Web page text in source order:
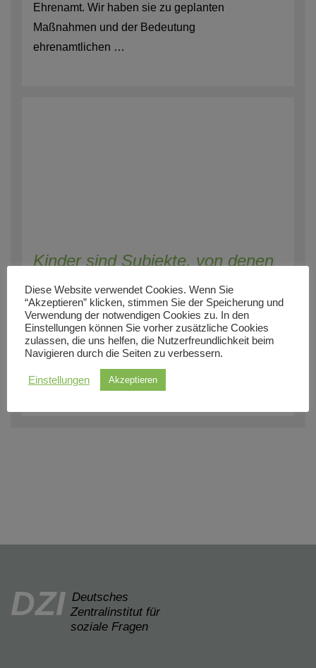
Ehrenamt. Wir haben sie zu geplanten
Maßnahmen und der Bedeutung
ehrenamtlichen …
Kinder sind Subjekte, von denen
wir lernen können
Seit 2019 ist die bekannte Theologin Dr. Margot
Käßmann Botschafterin des internationalen
Kinderhilfswerks terre des hommes. Dabei setzt
sie sich für Menschen- und Kinderrechte ein …
DZI Deutsches
Zentralinstitut für
soziale Fragen
Diese Website verwendet Cookies. Wenn Sie
“Akzeptieren” klicken, stimmen Sie der Speicherung und
Verwendung der notwendigen Cookies zu. In den
Einstellungen können Sie vorher zusätzliche Cookies
zulassen, die uns helfen, die Nutzerfreundlichkeit beim
Navigieren durch die Seiten zu verbessern.
Einstellungen Akzeptieren